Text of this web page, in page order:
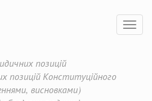
Toggle
позицій
позицій Конституційного
висновками)